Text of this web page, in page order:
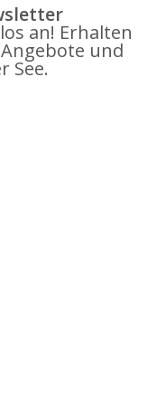
an! Erhalten
und
See.